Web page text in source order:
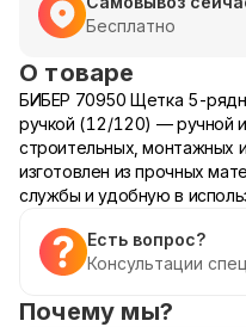
Бесплатно
О товаре
БИБЕР 70950 Щетка 5-
ручкой (12/120) — ручной
строительных, монтажных
изготовлен из прочных
службы и удобную в
Есть вопрос?
Консультации
Почему мы?